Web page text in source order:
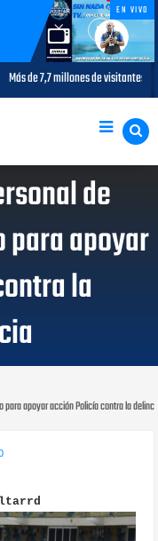
EN VIVO
de 7,7 millones de visitantes
de
para apoyar
la
para apoyar acción Policía contra la